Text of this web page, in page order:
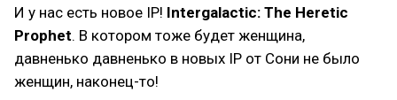
И у нас есть новое IP! Intergalactic: The Heretic
Prophet. В котором тоже будет женщина,
давненько давненько в новых IP от Сони не было
женщин, наконец-то!